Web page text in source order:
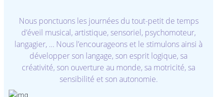
Nous ponctuons les journées du tout-petit de temps
d’éveil musical, artistique, sensoriel, psychomoteur,
langagier, … Nous l’encourageons et le stimulons ainsi à
développer son langage, son esprit logique, sa
créativité, son ouverture au monde, sa motricité, sa
sensibilité et son autonomie.